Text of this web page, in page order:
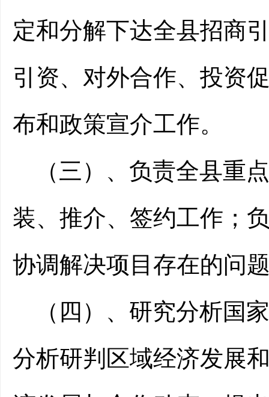
定和分解下达全县招商
引资、对外合作、投资
布和政策宣介工作。
（三）、 负责全县重
装、推介、签约工作；
协调解决项目存在的问
（四）、 研究分析国
分析研判区域经济发展